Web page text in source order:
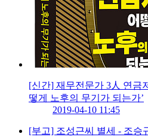
[신간] 재무전문가 3人 연금
떻게 노후의 무기가 되는가’
2019-04-10 11:45
[부고] 조성근씨 별세 - 조승